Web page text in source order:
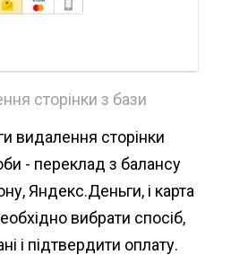
сторінки з бази
видалення сторінки
- переклад з балансу
Яндекс.Деньги, і карта
вибрати спосіб,
і підтвердити оплату.